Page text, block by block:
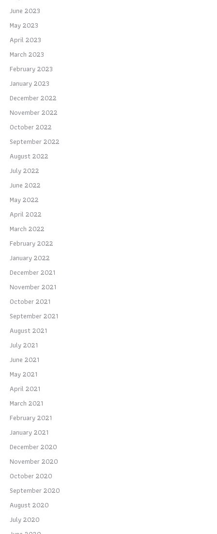
June 2023
May 2023
April 2023
March 2023
February 2023
January 2023
December 2022
November 2022
October 2022
September 2022
August 2022
July 2022
June 2022
May 2022
April 2022
March 2022
February 2022
January 2022
December 2021
November 2021
October 2021
September 2021
August 2021
July 2021
June 2021
May 2021
April 2021
March 2021
February 2021
January 2021
December 2020
November 2020
October 2020
September 2020
August 2020
July 2020